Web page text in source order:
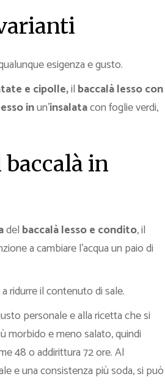
esigenza e gusto.
e cipolle,il baccalà lesso con
inun’insalatacon foglie verdi,
baccalà in
del baccalà lesso e condito, il
a cambiare l’acqua un paio di
ridurre il contenuto di sale.
personale e alla ricetta che si
morbido e meno salato, quindi
48 o addirittura 72 ore. Al
e una consistenza più soda, si può